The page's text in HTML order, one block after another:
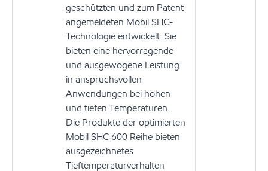
geschützten und zum Patent
angemeldeten Mobil SHC-
Technologie entwickelt. Sie
bieten eine hervorragende
und ausgewogene Leistung
in anspruchsvollen
Anwendungen bei hohen
und tiefen Temperaturen.
Die Produkte der optimierten
Mobil SHC 600 Reihe bieten
ausgezeichnetes
Tieftemperaturverhalten